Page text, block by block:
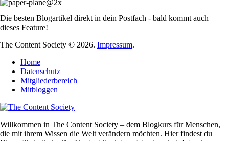
Die besten Blogartikel direkt in dein Postfach - bald kommt auch
dieses Feature!
The Content Society © 2026. Impressum.
Home
Datenschutz
Mitgliederbereich
Mitbloggen
Willkommen in The Content Society – dem Blogkurs für Menschen,
die mit ihrem Wissen die Welt verändern möchten. Hier findest du